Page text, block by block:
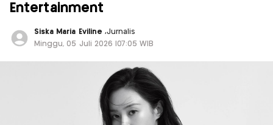
Entertainment
Siska Maria Eviline ,Jurnalis
Minggu, 05 Juli 2026 |07:05 WIB